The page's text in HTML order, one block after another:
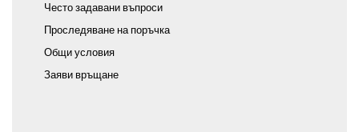
Често задавани въпроси
Проследяване на поръчка
Общи условия
Заяви връщане